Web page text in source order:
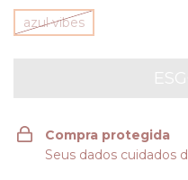
azul vibes
Compra protegida
Seus dados cuidados